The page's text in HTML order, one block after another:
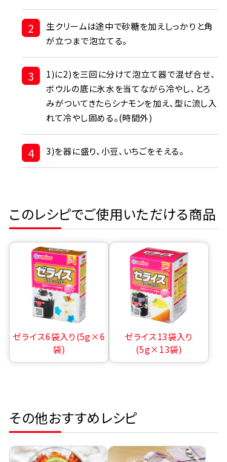
2
生クリームは途中で砂糖を加えしっかりと角
が立つまで泡立てる。
3
1)に2)を三回に分けて泡立て器で混ぜ合せ、
ボウルの底に氷水を当てながら冷やし、とろ
みがついてきたらシナモンを加え、型に流し入
れて冷やし固める。(時間外)
4 3)を器に盛り、小豆、いちごをそえる。
このレシピでご使用いただける商品
ゼライス6袋入り(5g×6
袋)
ゼライス13袋入り
(5g×13袋)
その他おすすめレシピ